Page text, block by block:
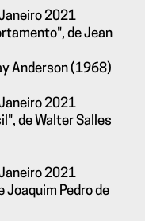
2021
de Jean
Anderson (1968)
2021
de Walter Salles
2021
Joaquim Pedro de